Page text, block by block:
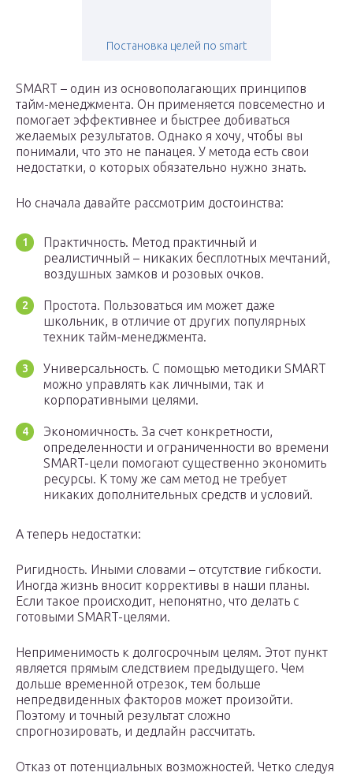
Постановка целей по smart
SMART – один из основополагающих принципов
тайм-менеджмента. Он применяется повсеместно и
помогает эффективнее и быстрее добиваться
желаемых результатов. Однако я хочу, чтобы вы
понимали, что это не панацея. У метода есть свои
недостатки, о которых обязательно нужно знать.
Но сначала давайте рассмотрим достоинства:
Практичность. Метод практичный и
реалистичный – никаких бесплотных мечтаний,
воздушных замков и розовых очков.
Простота. Пользоваться им может даже
школьник, в отличие от других популярных
техник тайм-менеджмента.
Универсальность. С помощью методики SMART
можно управлять как личными, так и
корпоративными целями.
Экономичность. За счет конкретности,
определенности и ограниченности во времени
SMART-цели помогают существенно экономить
ресурсы. К тому же сам метод не требует
никаких дополнительных средств и условий.
А теперь недостатки:
Ригидность. Иными словами – отсутствие гибкости.
Иногда жизнь вносит коррективы в наши планы.
Если такое происходит, непонятно, что делать с
готовыми SMART-целями.
Неприменимость к долгосрочным целям. Этот пункт
является прямым следствием предыдущего. Чем
дольше временной отрезок, тем больше
непредвиденных факторов может произойти.
Поэтому и точный результат сложно
спрогнозировать, и дедлайн рассчитать.
Отказ от потенциальных возможностей. Четко следуя